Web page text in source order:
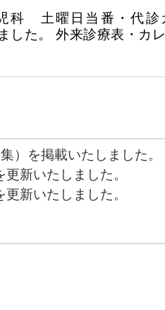
科 土曜日当番・代診
した。 外来診療表・カ
）を掲載いたしました。
新いたしました。
新いたしました。